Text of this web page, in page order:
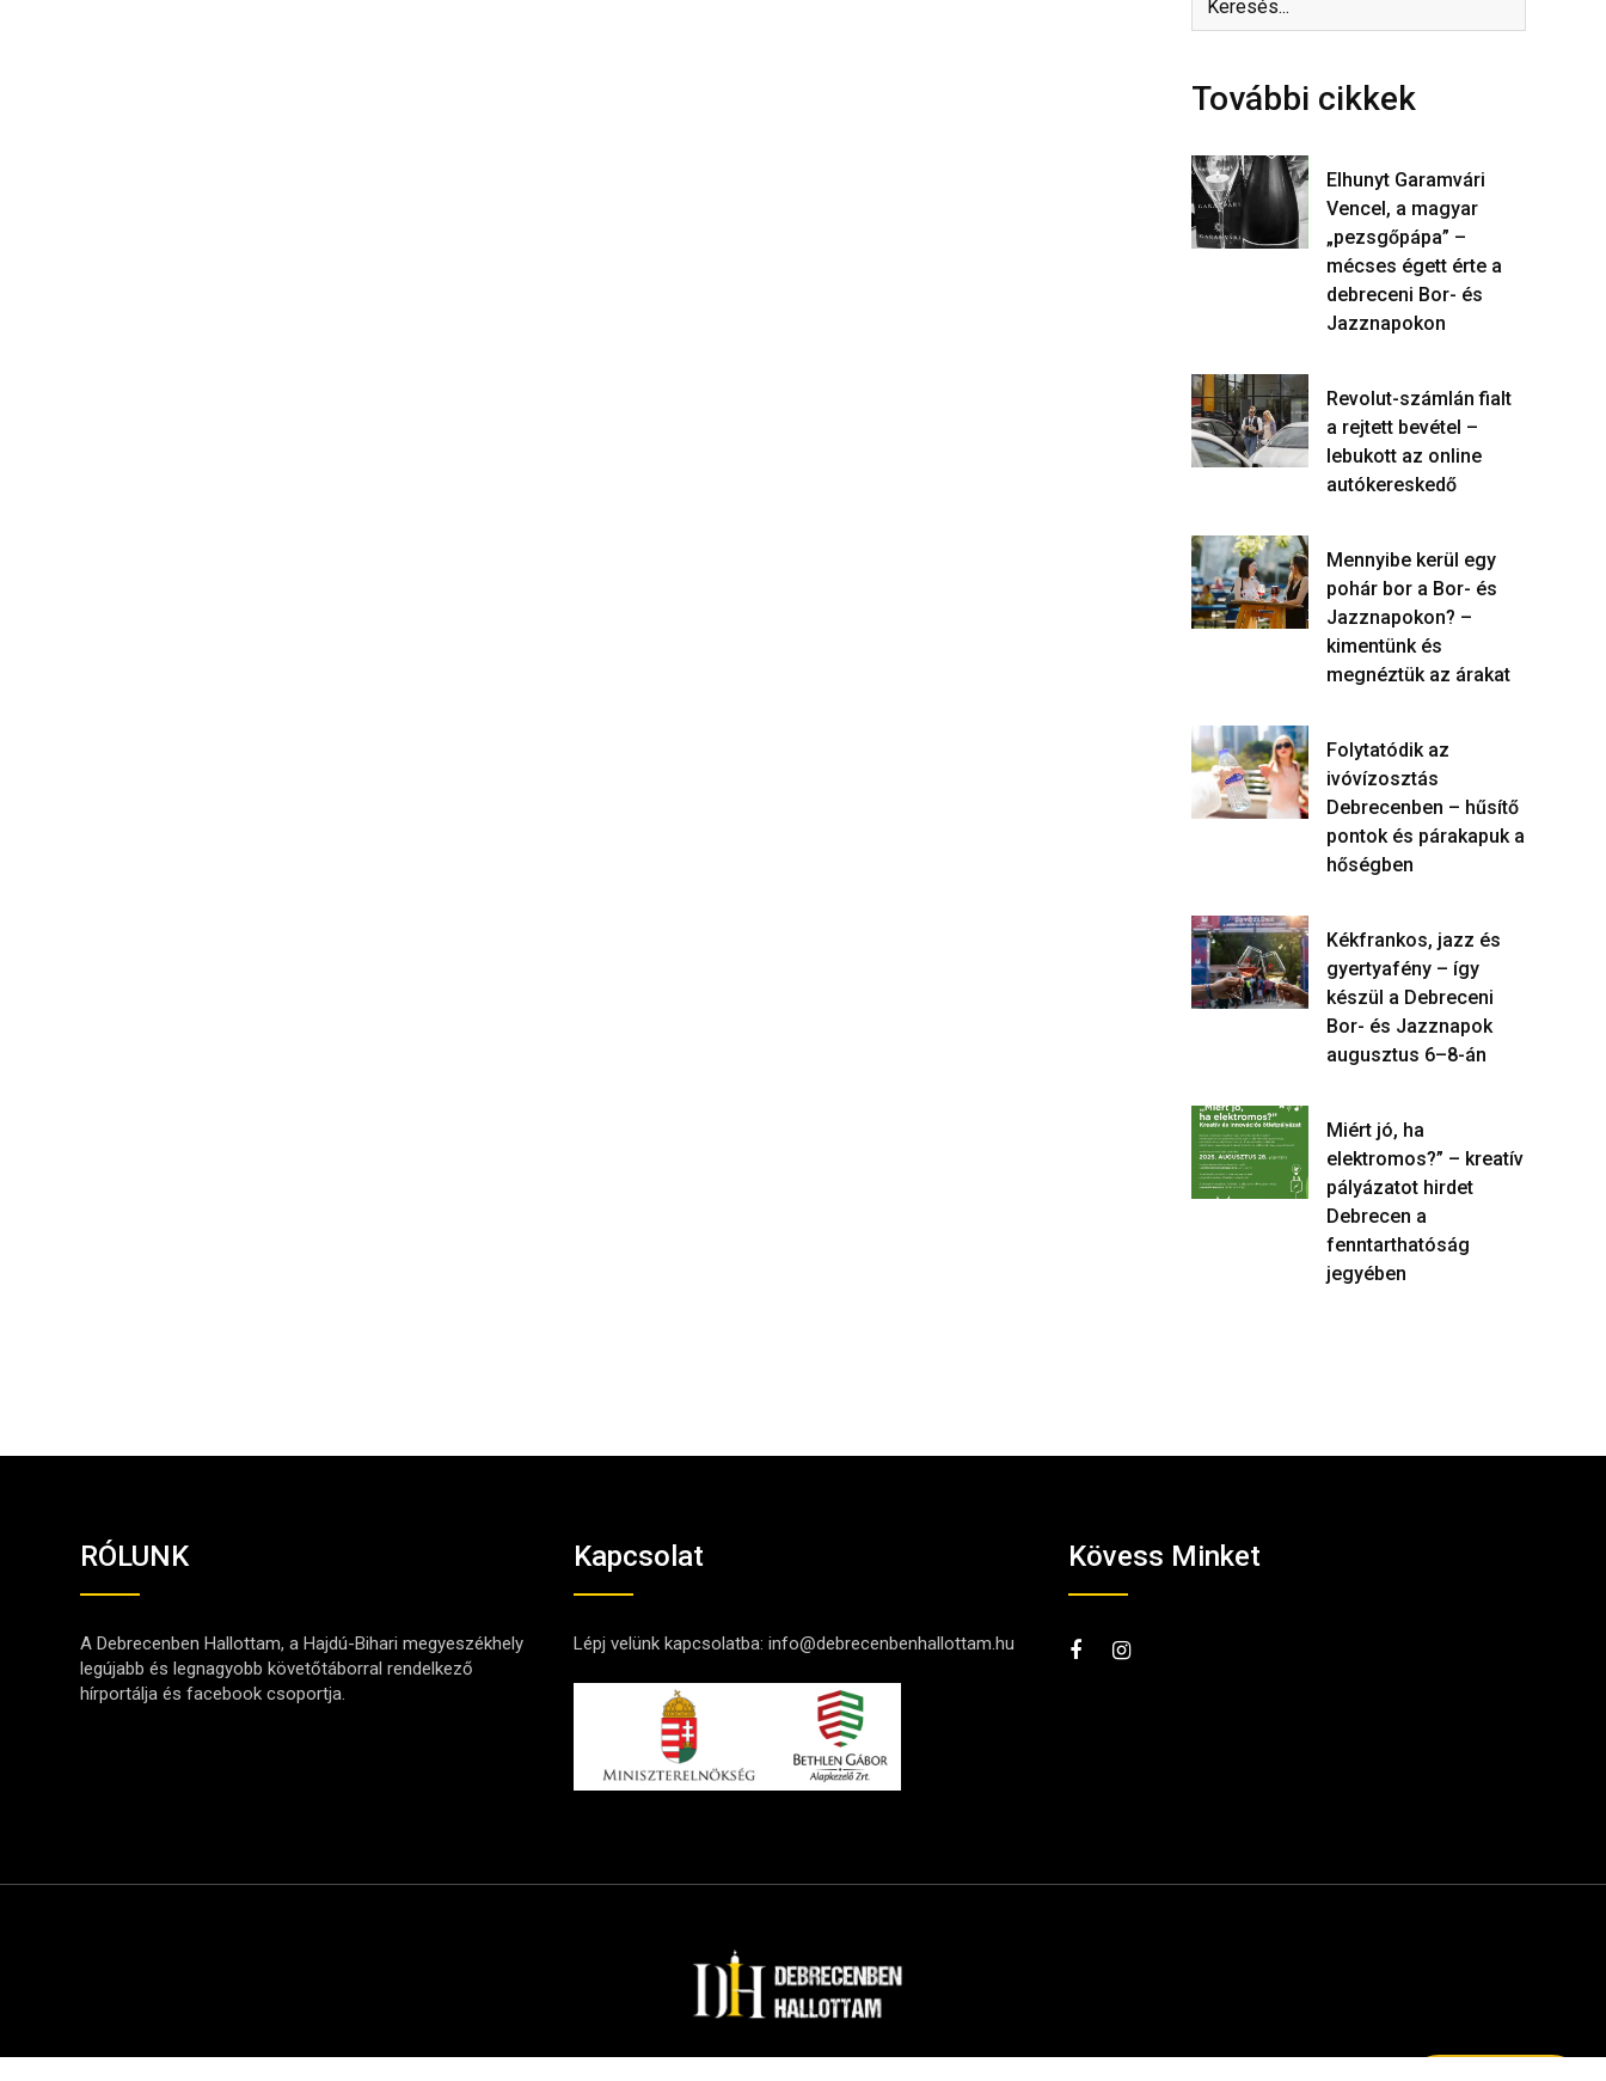
További cikkek
Elhunyt Garamvári
Vencel, a magyar
„pezsgőpápa” –
mécses égett érte a
debreceni Bor- és
Jazznapokon
Revolut-számlán fialt
a rejtett bevétel –
lebukott az online
autókereskedő
Mennyibe kerül egy
pohár bor a Bor- és
Jazznapokon? –
kimentünk és
megnéztük az árakat
Folytatódik az
ivóvízosztás
Debrecenben – hűsítő
pontok és párakapuk a
hőségben
Kékfrankos, jazz és
gyertyafény – így
készül a Debreceni
Bor- és Jazznapok
augusztus 6–8-án
Miért jó, ha
elektromos?” – kreatív
pályázatot hirdet
Debrecen a
fenntarthatóság
jegyében
RÓLUNK
A Debrecenben Hallottam, a Hajdú-Bihari megyeszékhely
legújabb és legnagyobb követőtáborral rendelkező
hírportálja és facebook csoportja.
Kapcsolat
Lépj velünk kapcsolatba:info@debrecenbenhallottam.hu
Kövess Minket